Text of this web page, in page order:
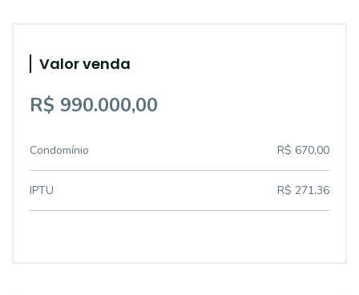
Valor venda
R$ 990.000,00
Condomínio R$ 670,00
IPTU R$ 271,36